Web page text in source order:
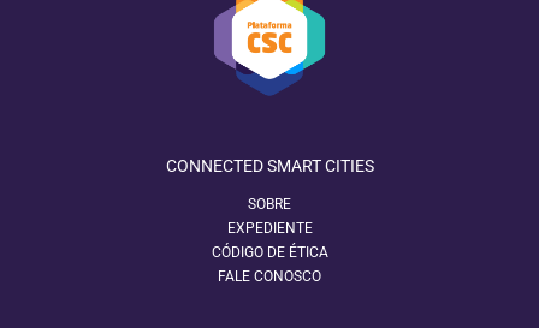
CONNECTED SMART CITIES
SOBRE
EXPEDIENTE
CÓDIGO DE ÉTICA
FALE CONOSCO